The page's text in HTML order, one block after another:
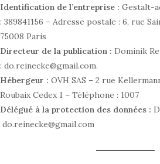
Identification de l’entreprise : Gestalt-
: 389841156 – Adresse postale : 6, rue
75008 Paris
Directeur de la publication : Dominik
: do.reinecke@gmail.com.
Hébergeur : OVH SAS – 2 rue
Roubaix Cedex 1 – Téléphone : 1007
Délégué à la protection des données :
do.reinecke@gmail.com